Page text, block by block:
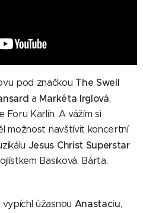
pod značkou The Swell
a Markéta Irglová,
Foru Karlín. A vážím si
možnost navštívit koncertní
Jesus Christ Superstar
Basiková, Bárta,
úžasnou Anastaciu,